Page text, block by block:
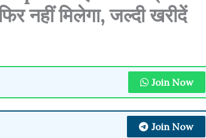
नहीं मिलेगा, जल्दी खरीदें
Join Now
Join Now